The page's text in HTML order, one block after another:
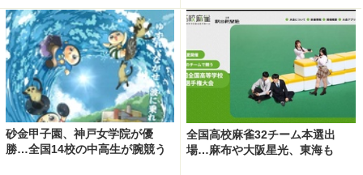
砂金甲子園、神戸女学院が優
勝…全国14校の中高生が腕競う
全国高校麻雀32チーム本選出
場…麻布や大阪星光、東海も